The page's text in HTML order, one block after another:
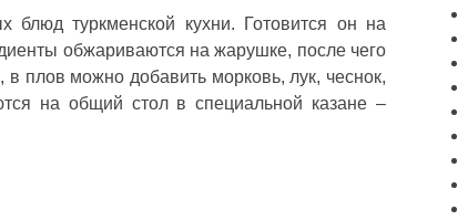
туркменской кухни. Готовится он на
обжариваются на жарушке, после чего
плов можно добавить морковь, лук, чеснок,
на общий стол в специальной казане –